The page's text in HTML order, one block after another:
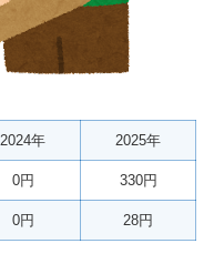
2024年 2025年
0円 330円
0円 28円